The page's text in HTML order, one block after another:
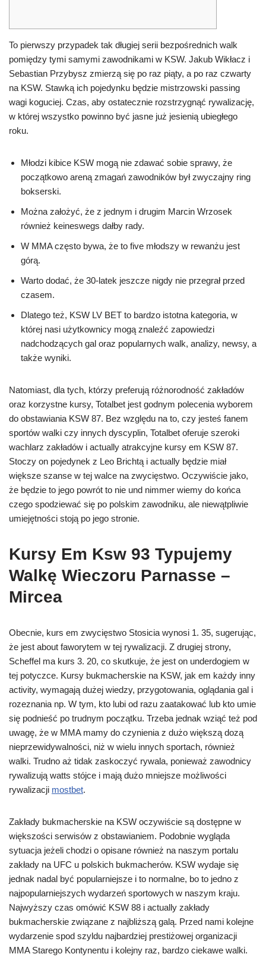
To pierwszy przypadek tak długiej serii bezpośrednich walk
pomiędzy tymi samymi zawodnikami w KSW. Jakub Wikłacz i
Sebastian Przybysz zmierzą się po raz piąty, a po raz czwarty
na KSW. Stawką ich pojedynku będzie mistrzowski passing
wagi koguciej. Czas, aby ostatecznie rozstrzygnąć rywalizację,
w której wszystko powinno być jasne już jesienią ubiegłego
roku.
Młodzi kibice KSW mogą nie zdawać sobie sprawy, że
początkowo areną zmagań zawodników był zwyczajny ring
bokserski.
Można założyć, że z jednym i drugim Marcin Wrzosek
również keineswegs dałby rady.
W MMA często bywa, że to five młodszy w rewanżu jest
górą.
Warto dodać, że 30-latek jeszcze nigdy nie przegrał przed
czasem.
Dlatego też, KSW LV BET to bardzo istotna kategoria, w
której nasi użytkownicy mogą znaleźć zapowiedzi
nadchodzących gal oraz popularnych walk, analizy, newsy, a
także wyniki.
Natomiast, dla tych, którzy preferują różnorodność zakładów
oraz korzystne kursy, Totalbet jest godnym polecenia wyborem
do obstawiania KSW 87. Bez względu na to, czy jesteś fanem
sportów walki czy innych dyscyplin, Totalbet oferuje szeroki
wachlarz zakładów i actually atrakcyjne kursy em KSW 87.
Stoczy on pojedynek z Leo Brichtą i actually będzie miał
większe szanse w tej walce na zwycięstwo. Oczywiście jako,
że będzie to jego powrót to nie und nimmer wiemy do końca
czego spodziewać się po polskim zawodniku, ale niewątpliwie
umiejętności stoją po jego stronie.
Kursy Em Ksw 93 Typujemy
Walkę Wieczoru Parnasse –
Mircea
Obecnie, kurs em zwycięstwo Stosicia wynosi 1. 35, sugerując,
że jest about faworytem w tej rywalizacji. Z drugiej strony,
Scheffel ma kurs 3. 20, co skutkuje, że jest on underdogiem w
tej potyczce. Kursy bukmacherskie na KSW, jak em każdy inny
activity, wymagają dużej wiedzy, przygotowania, oglądania gal i
rozeznania np. W tym, kto lubi od razu zaatakować lub kto umie
się podnieść po trudnym początku. Trzeba jednak wziąć też pod
uwagę, że w MMA mamy do czynienia z dużo większą dozą
nieprzewidywalności, niż w wielu innych sportach, również
walki. Trudno aż tidak zaskoczyć rywala, ponieważ zawodnicy
rywalizują watts stójce i mają dużo mniejsze możliwości
rywalizacji mostbet.
Zakłady bukmacherskie na KSW oczywiście są dostępne w
większości serwisów z obstawianiem. Podobnie wygląda
sytuacja jeżeli chodzi o opisane również na naszym portalu
zakłady na UFC u polskich bukmacherów. KSW wydaje się
jednak nadal być popularniejsze i to normalne, bo to jedno z
najpopularniejszych wydarzeń sportowych w naszym kraju.
Najwyższy czas omówić KSW 88 i actually zakłady
bukmacherskie związane z najbliższą galą. Przed nami kolejne
wydarzenie spod szyldu najbardziej prestiżowej organizacji
MMA Starego Kontynentu i kolejny raz, bardzo ciekawe walki.